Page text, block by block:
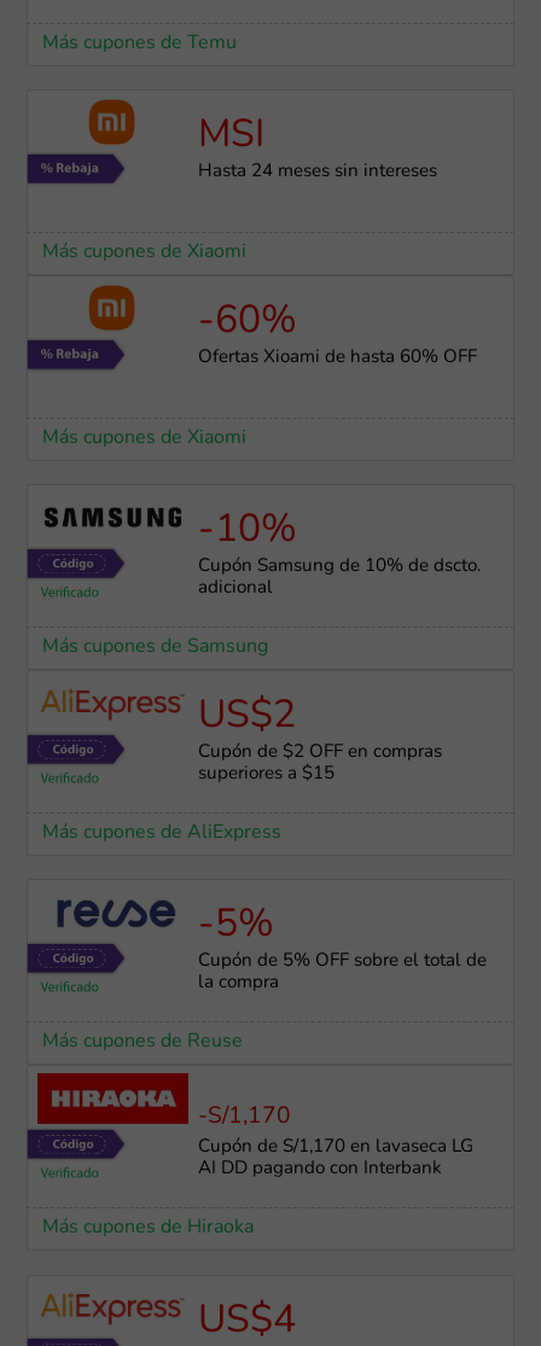
Más cupones de Temu
MSI
Hasta 24 meses sin intereses
Más cupones de Xiaomi
-60%
Ofertas Xioami de hasta 60% OFF
Más cupones de Xiaomi
-10%
Cupón Samsung de 10% de dscto.
adicional
Más cupones de Samsung
US$2
Cupón de $2 OFF en compras
superiores a $15
Más cupones de AliExpress
-5%
Cupón de 5% OFF sobre el total de
la compra
Más cupones de Reuse
-S/1,170
Cupón de S/1,170 en lavaseca LG
AI DD pagando con Interbank
Más cupones de Hiraoka
US$4